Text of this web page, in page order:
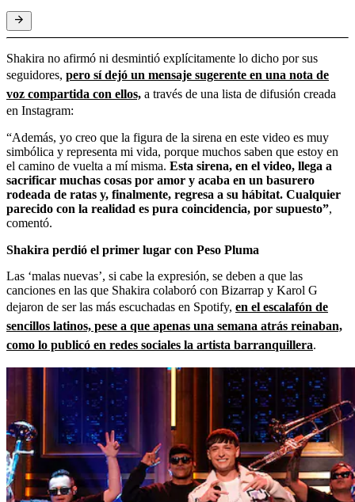
Shakira no afirmó ni desmintió explícitamente lo dicho por sus
seguidores, pero sí dejó un mensaje sugerente en una nota de
voz compartida con ellos, a través de una lista de difusión creada
en Instagram:
“Además, yo creo que la figura de la sirena en este video es muy
simbólica y representa mi vida, porque muchos saben que estoy en
el camino de vuelta a mí misma. Esta sirena, en el video, llega a
sacrificar muchas cosas por amor y acaba en un basurero
rodeada de ratas y, finalmente, regresa a su hábitat. Cualquier
parecido con la realidad es pura coincidencia, por supuesto”,
comentó.
Shakira perdió el primer lugar con Peso Pluma
Las ‘malas nuevas’, si cabe la expresión, se deben a que las
canciones en las que Shakira colaboró con Bizarrap y Karol G
dejaron de ser las más escuchadas en Spotify, en el escalafón de
sencillos latinos, pese a que apenas una semana atrás reinaban,
como lo publicó en redes sociales la artista barranquillera.